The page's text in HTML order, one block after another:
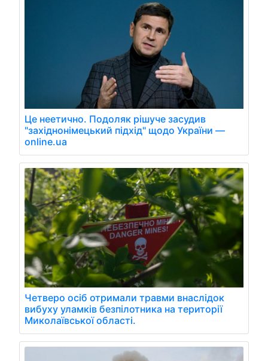
Це неетично. Подоляк рішуче засудив
"західнонімецький підхід" щодо України —
online.ua
Четверо осіб отримали травми внаслідок
вибуху уламків безпілотника на території
Миколаївської області.